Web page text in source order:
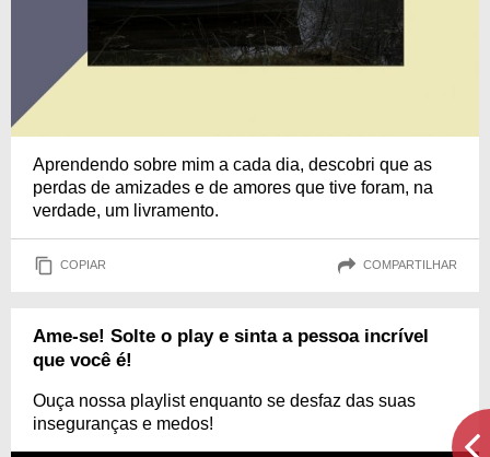
Aprendendo sobre mim a cada dia, descobri que as
perdas de amizades e de amores que tive foram, na
verdade, um livramento.
COPIAR COMPARTILHAR
Ame-se! Solte o play e sinta a pessoa incrível
que você é!
Ouça nossa playlist enquanto se desfaz das suas
inseguranças e medos!